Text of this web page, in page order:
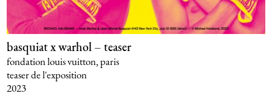
basquiat x warhol – teaser
fondation louis vuitton, paris
teaser de l'exposition
2023